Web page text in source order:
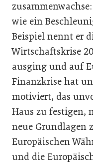
wie ein
Beispiel nennt er
Wirtschaftskrise
ausging und auf
Finanzkrise hat
motiviert, das
Haus zu festigen,
neue Grundlagen
Europäischen
und die